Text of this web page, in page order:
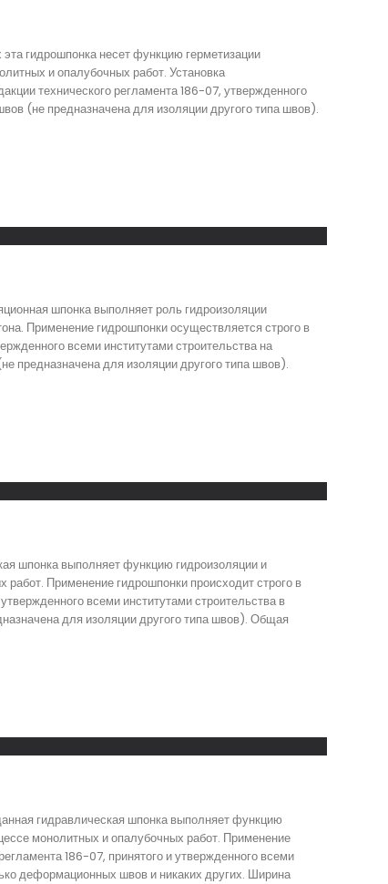
гидрошпонка несет функцию герметизации
и опалубочных работ. Установка
технического регламента 186-07, утвержденного
(не предназначена для изоляции другого типа швов).
шпонка выполняет роль гидроизоляции
Применение гидрошпонки осуществляется строго в
всеми институтами строительства на
предназначена для изоляции другого типа швов).
шпонка выполняет функцию гидроизоляции и
Применение гидрошпонки происходит строго в
всеми институтами строительства в
для изоляции другого типа швов). Общая
гидравлическая шпонка выполняет функцию
монолитных и опалубочных работ. Применение
186-07, принятого и утвержденного всеми
деформационных швов и никаких других. Ширина